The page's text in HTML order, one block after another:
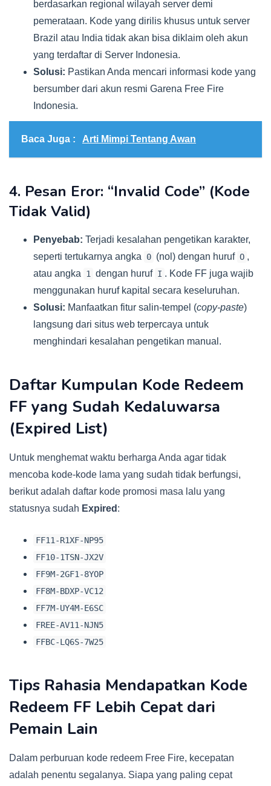
berdasarkan regional wilayah server demi
pemerataan. Kode yang dirilis khusus untuk server
Brazil atau India tidak akan bisa diklaim oleh akun
yang terdaftar di Server Indonesia.
Solusi: Pastikan Anda mencari informasi kode yang
bersumber dari akun resmi Garena Free Fire
Indonesia.
Baca Juga : Arti Mimpi Tentang Awan
4. Pesan Eror: “Invalid Code” (Kode
Tidak Valid)
Penyebab: Terjadi kesalahan pengetikan karakter,
seperti tertukarnya angka 0 (nol) dengan huruf O ,
atau angka 1 dengan huruf I . Kode FF juga wajib
menggunakan huruf kapital secara keseluruhan.
Solusi: Manfaatkan fitur salin-tempel (copy-paste)
langsung dari situs web terpercaya untuk
menghindari kesalahan pengetikan manual.
Daftar Kumpulan Kode Redeem
FF yang Sudah Kedaluwarsa
(Expired List)
Untuk menghemat waktu berharga Anda agar tidak
mencoba kode-kode lama yang sudah tidak berfungsi,
berikut adalah daftar kode promosi masa lalu yang
statusnya sudah Expired :
FF11-R1XF-NP95
FF10-1TSN-JX2V
FF9M-2GF1-8YOP
FF8M-BDXP-VC12
FF7M-UY4M-E6SC
FREE-AV11-NJN5
FFBC-LQ6S-7W25
Tips Rahasia Mendapatkan Kode
Redeem FF Lebih Cepat dari
Pemain Lain
Dalam perburuan kode redeem Free Fire, kecepatan
adalah penentu segalanya. Siapa yang paling cepat